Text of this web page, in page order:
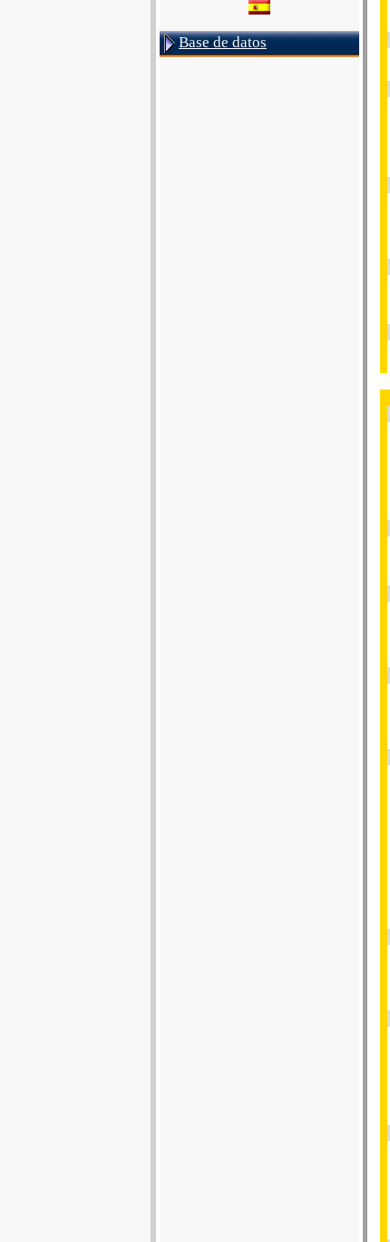
Base de datos